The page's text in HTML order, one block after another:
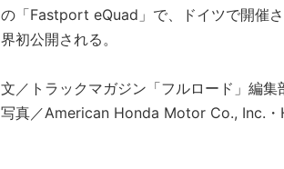
の「Fastport eQuad」で、ドイツで開催
界初公開される。
文／トラックマガジン「フルロード」編集
写真／American Honda Motor Co., Inc.